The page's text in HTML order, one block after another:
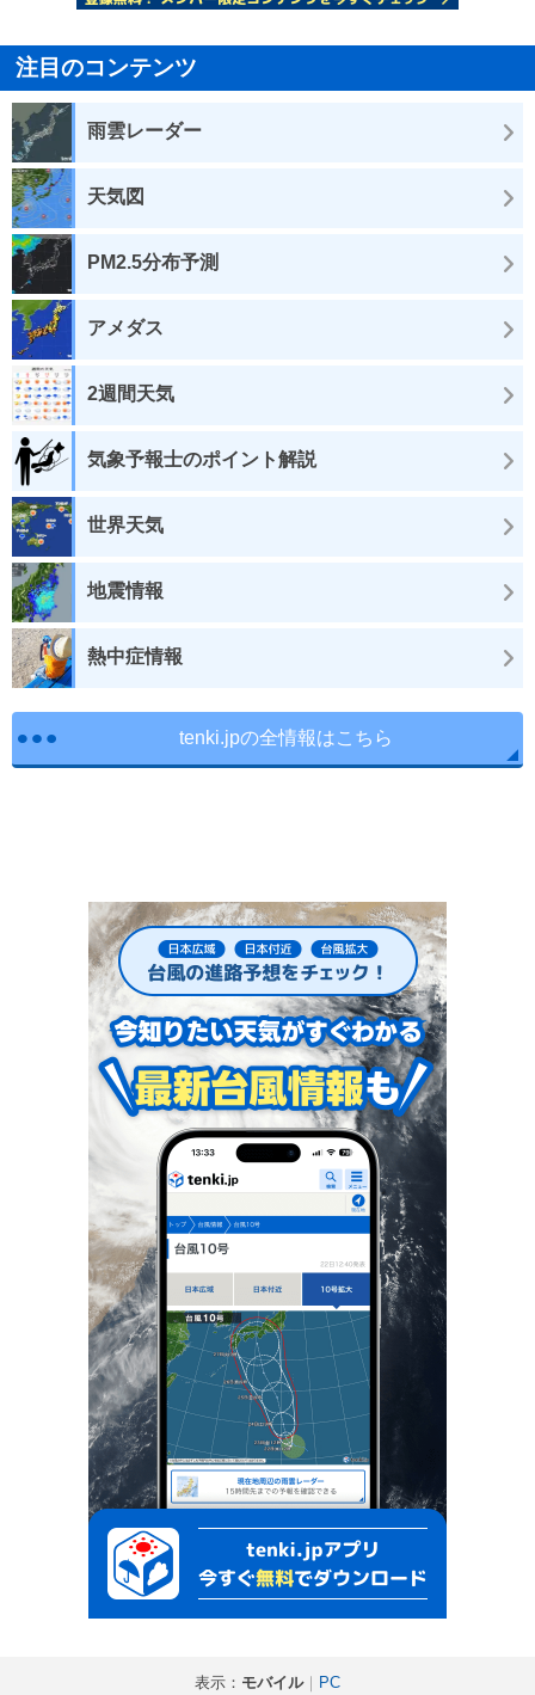
注目のコンテンツ
雨雲レーダー
天気図
PM2.5分布予測
アメダス
2週間天気
気象予報士のポイント解説
世界天気
地震情報
熱中症情報
tenki.jpの全情報はこちら
表示： モバイル｜ PC